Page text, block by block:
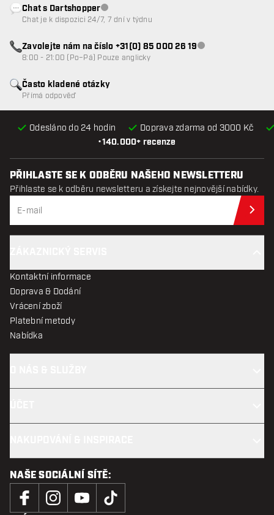
•140.000+ recenze
Odesláno do 24 hodin Doprava zdarma od 3000 Kč
Často kladené otázky
Přímá odpověď
Chat s DartshopperZákaznický servis nedostupný
Chat je k dispozici 24/7, 7 dní v týdnu
Zavolejte nám na číslo +31(0) 85 000 26 19Zákaznický servis
8:00 - 21:00 (Po–Pá) Pouze anglicky
PŘIHLASTE SE K ODBĚRU NAŠEHO NEWSLETTERU
Přihlaste se k odběru newsletteru a získejte nejnovější nabídky.
Kontaktní informace
Doprava & Dodání
Vrácení zboží
Platební metody
Nabídka
NAŠE SOCIÁLNÍ SÍTĚ: